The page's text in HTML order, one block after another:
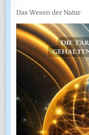
Das Wesen der Natur